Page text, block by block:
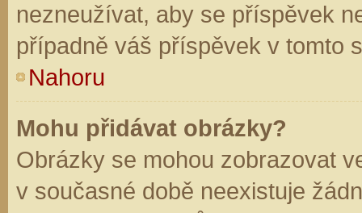
nezneužívat, aby se příspěvek
případně váš příspěvek v tomto
Nahoru
Mohu přidávat obrázky?
Obrázky se mohou zobrazovat
v současné době neexistuje